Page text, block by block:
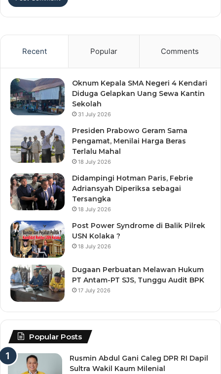
Recent Popular Comments
Oknum Kepala SMA Negeri 4 Kendari
Diduga Gelapkan Uang Sewa Kantin
Sekolah
31 July 2026
Presiden Prabowo Geram Sama
Pengamat, Menilai Harga Beras
Terlalu Mahal
18 July 2026
Didampingi Hotman Paris, Febrie
Adriansyah Diperiksa sebagai
Tersangka
18 July 2026
Post Power Syndrome di Balik Pilrek
USN Kolaka ?
18 July 2026
Dugaan Perbuatan Melawan Hukum
PT Antam-PT SJS, Tunggu Audit BPK
17 July 2026
Popular Posts
Rusmin Abdul Gani Caleg DPR RI Dapil
Sultra Wakil Kaum Milenial